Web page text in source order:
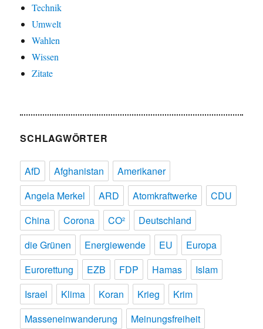
Technik
Umwelt
Wahlen
Wissen
Zitate
SCHLAGWÖRTER
AfD Afghanistan
Amerikaner
Angela Merkel
ARD Atomkraftwerke
CDU
China
Corona CO²
Deutschland
die Grünen
Energiewende EU
Europa
Eurorettung
EZB FDP Hamas
Islam
Israel
Klima Koran Krieg
Krim
Masseneinwanderung
Meinungsfreiheit